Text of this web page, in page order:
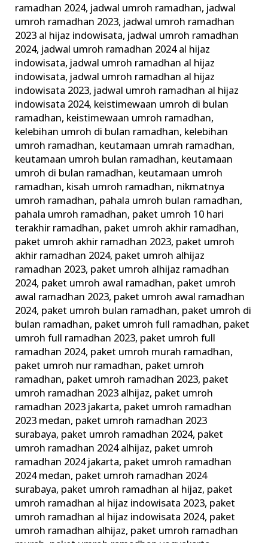
ramadhan 2024, jadwal umroh ramadhan, jadwal
umroh ramadhan 2023, jadwal umroh ramadhan
2023 al hijaz indowisata, jadwal umroh ramadhan
2024, jadwal umroh ramadhan 2024 al hijaz
indowisata, jadwal umroh ramadhan al hijaz
indowisata, jadwal umroh ramadhan al hijaz
indowisata 2023, jadwal umroh ramadhan al hijaz
indowisata 2024, keistimewaan umroh di bulan
ramadhan, keistimewaan umroh ramadhan,
kelebihan umroh di bulan ramadhan, kelebihan
umroh ramadhan, keutamaan umrah ramadhan,
keutamaan umroh bulan ramadhan, keutamaan
umroh di bulan ramadhan, keutamaan umroh
ramadhan, kisah umroh ramadhan, nikmatnya
umroh ramadhan, pahala umroh bulan ramadhan,
pahala umroh ramadhan, paket umroh 10 hari
terakhir ramadhan, paket umroh akhir ramadhan,
paket umroh akhir ramadhan 2023, paket umroh
akhir ramadhan 2024, paket umroh alhijaz
ramadhan 2023, paket umroh alhijaz ramadhan
2024, paket umroh awal ramadhan, paket umroh
awal ramadhan 2023, paket umroh awal ramadhan
2024, paket umroh bulan ramadhan, paket umroh di
bulan ramadhan, paket umroh full ramadhan, paket
umroh full ramadhan 2023, paket umroh full
ramadhan 2024, paket umroh murah ramadhan,
paket umroh nur ramadhan, paket umroh
ramadhan, paket umroh ramadhan 2023, paket
umroh ramadhan 2023 alhijaz, paket umroh
ramadhan 2023 jakarta, paket umroh ramadhan
2023 medan, paket umroh ramadhan 2023
surabaya, paket umroh ramadhan 2024, paket
umroh ramadhan 2024 alhijaz, paket umroh
ramadhan 2024 jakarta, paket umroh ramadhan
2024 medan, paket umroh ramadhan 2024
surabaya, paket umroh ramadhan al hijaz, paket
umroh ramadhan al hijaz indowisata 2023, paket
umroh ramadhan al hijaz indowisata 2024, paket
umroh ramadhan alhijaz, paket umroh ramadhan